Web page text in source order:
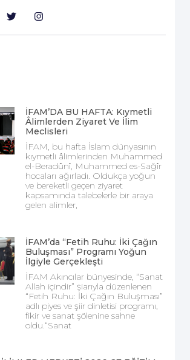
İFAM’DA BU HAFTA: Kıymetli
Âlimlerden Ziyaret Ve İlim
Meclisleri
İFAM, bu hafta İslam dünyasının
kıymetli âlimlerinden Muhammed
el-Beradûnî, Muhammed es-Sağîr
hocaları ağırladı. Oldukça yoğun
ve bereketli geçen ziyaret
kapsamında talebelerle bir araya
gelen alimler,
İFAM’da “Fetih Ruhu: İki Çağın
Buluşması” Programı Yoğun
İlgiyle Gerçekleşti
İFAM Akıncılar bünyesinde, “Sanat
Allah içindir” şiarıyla düzenlenen
“Fetih Ruhu: İki Çağın Buluşması”
adlı piyes ve şiir dinletisi programı,
fikir ve sanat şölenine sahne
oldu.“Sanat